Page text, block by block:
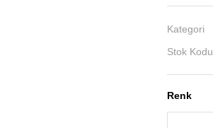
Kategori
Stok Kodu
Renk